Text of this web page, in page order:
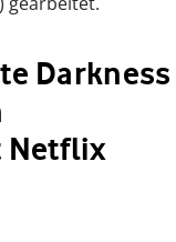
Darkness
Netflix